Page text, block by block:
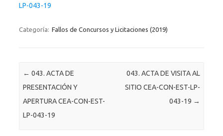
LP-043-19
Categoría: Fallos de Concursos y Licitaciones (2019)
Post navigation
← 043. ACTA DE
PRESENTACIÓN Y
APERTURA CEA-CON-EST-
LP-043-19
043. ACTA DE VISITA AL
SITIO CEA-CON-EST-LP-
043-19 →